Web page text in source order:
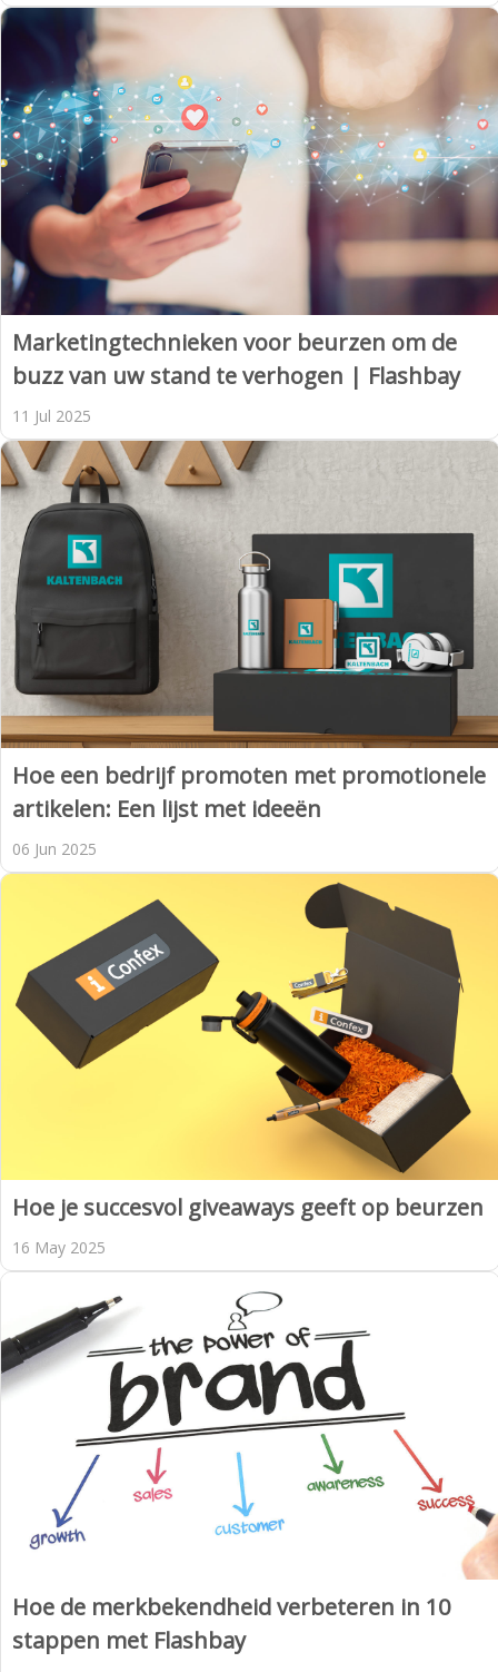
Marketingtechnieken voor beurzen om de
buzz van uw stand te verhogen | Flashbay
11 Jul 2025
Hoe een bedrijf promoten met promotionele
artikelen: Een lijst met ideeën
06 Jun 2025
Hoe je succesvol giveaways geeft op beurzen
16 May 2025
Hoe de merkbekendheid verbeteren in 10
stappen met Flashbay